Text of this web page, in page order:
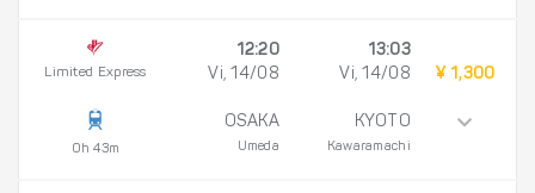
Limited Express
0h 43m
12:20
Vi, 14/08
OSAKA
Umeda
13:03
Vi, 14/08
KYOTO
Kawaramachi
¥ 1,300